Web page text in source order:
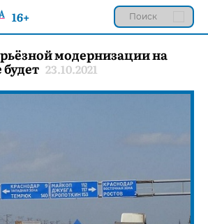
модернизации на
будет 23.10.2021
16+